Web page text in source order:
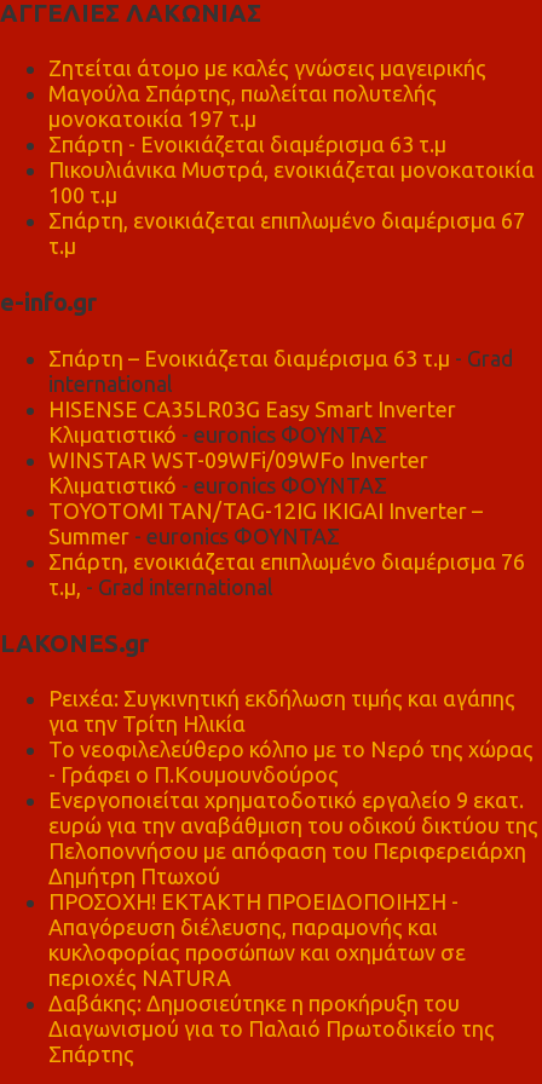
ΑΓΓΕΛΙΕΣ ΛΑΚΩΝΙΑΣ
Ζητείται άτομο με καλές γνώσεις μαγειρικής
Μαγούλα Σπάρτης, πωλείται πολυτελής
μονοκατοικία 197 τ.μ
Σπάρτη - Ενοικιάζεται διαμέρισμα 63 τ.μ
Πικουλιάνικα Μυστρά, ενοικιάζεται μονοκατοικία
100 τ.μ
Σπάρτη, ενοικιάζεται επιπλωμένο διαμέρισμα 67
τ.μ
e-info.gr
Σπάρτη – Ενοικιάζεται διαμέρισμα 63 τ.μ - Grad
international
HISENSE CA35LR03G Easy Smart Inverter
Κλιματιστικό - euronics ΦΟΥΝΤΑΣ
WINSTAR WST-09WFi/09WFo Inverter
Κλιματιστικό - euronics ΦΟΥΝΤΑΣ
TOYOTOMI TAN/TAG-12IG IKIGAI Inverter –
Summer - euronics ΦΟΥΝΤΑΣ
Σπάρτη, ενοικιάζεται επιπλωμένο διαμέρισμα 76
τ.μ, - Grad international
LAKONES.gr
Ρειχέα: Συγκινητική εκδήλωση τιμής και αγάπης
για την Τρίτη Ηλικία
Το νεοφιλελεύθερο κόλπο με το Νερό της χώρας
- Γράφει ο Π.Κουμουνδούρος
Ενεργοποιείται χρηματοδοτικό εργαλείο 9 εκατ.
ευρώ για την αναβάθμιση του οδικού δικτύου της
Πελοποννήσου με απόφαση του Περιφερειάρχη
Δημήτρη Πτωχού
ΠΡΟΣΟΧΗ! ΕΚΤΑΚΤΗ ΠΡΟΕΙΔΟΠΟΙΗΣΗ -
Απαγόρευση διέλευσης, παραμονής και
κυκλοφορίας προσώπων και οχημάτων σε
περιοχές NATURA
Δαβάκης: Δημοσιεύτηκε η προκήρυξη του
Διαγωνισμού για το Παλαιό Πρωτοδικείο της
Σπάρτης